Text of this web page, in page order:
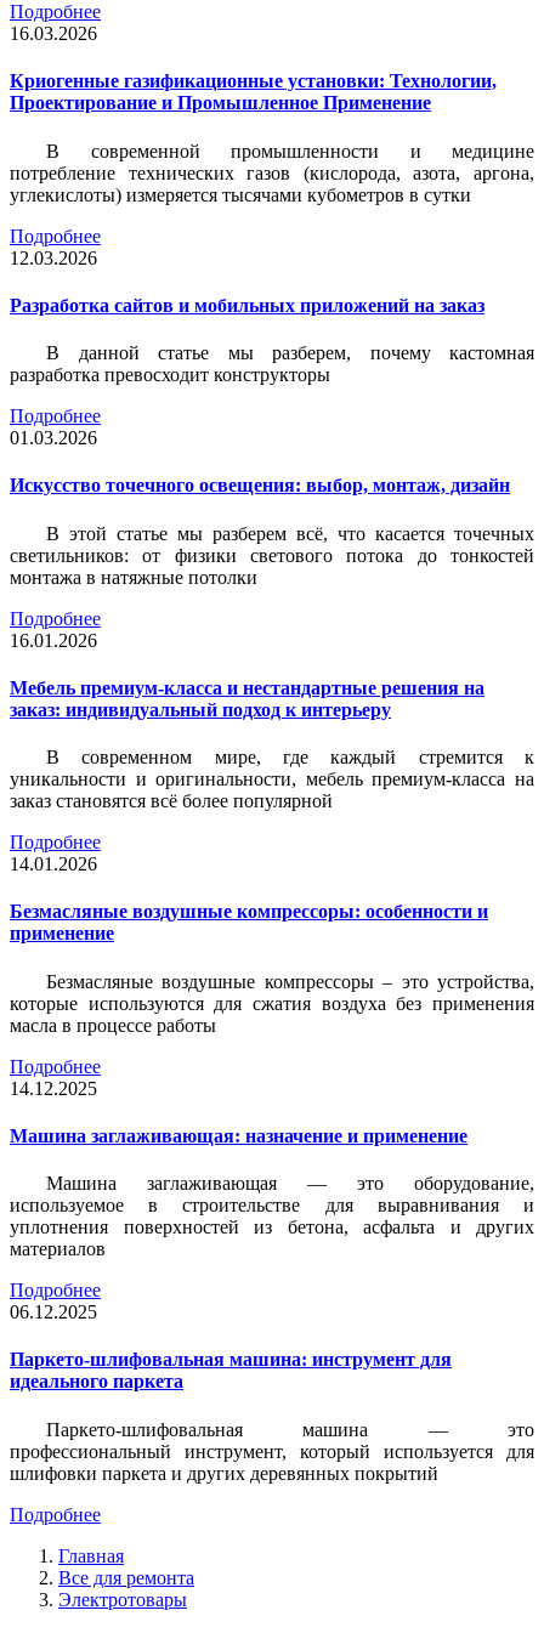
Подробнее
16.03.2026
Криогенные газификационные установки: Технологии,
Проектирование и Промышленное Применение
В современной промышленности и медицине
потребление технических газов (кислорода, азота, аргона,
углекислоты) измеряется тысячами кубометров в сутки
Подробнее
12.03.2026
Разработка сайтов и мобильных приложений на заказ
В данной статье мы разберем, почему кастомная
разработка превосходит конструкторы
Подробнее
01.03.2026
Искусство точечного освещения: выбор, монтаж, дизайн
В этой статье мы разберем всё, что касается точечных
светильников: от физики светового потока до тонкостей
монтажа в натяжные потолки
Подробнее
16.01.2026
Мебель премиум-класса и нестандартные решения на
заказ: индивидуальный подход к интерьеру
В современном мире, где каждый стремится к
уникальности и оригинальности, мебель премиум-класса на
заказ становятся всё более популярной
Подробнее
14.01.2026
Безмасляные воздушные компрессоры: особенности и
применение
Безмасляные воздушные компрессоры – это устройства,
которые используются для сжатия воздуха без применения
масла в процессе работы
Подробнее
14.12.2025
Машина заглаживающая: назначение и применение
Машина заглаживающая — это оборудование,
используемое в строительстве для выравнивания и
уплотнения поверхностей из бетона, асфальта и других
материалов
Подробнее
06.12.2025
Паркето-шлифовальная машина: инструмент для
идеального паркета
Паркето-шлифовальная машина — это
профессиональный инструмент, который используется для
шлифовки паркета и других деревянных покрытий
Подробнее
Главная
Все для ремонта
Электротовары